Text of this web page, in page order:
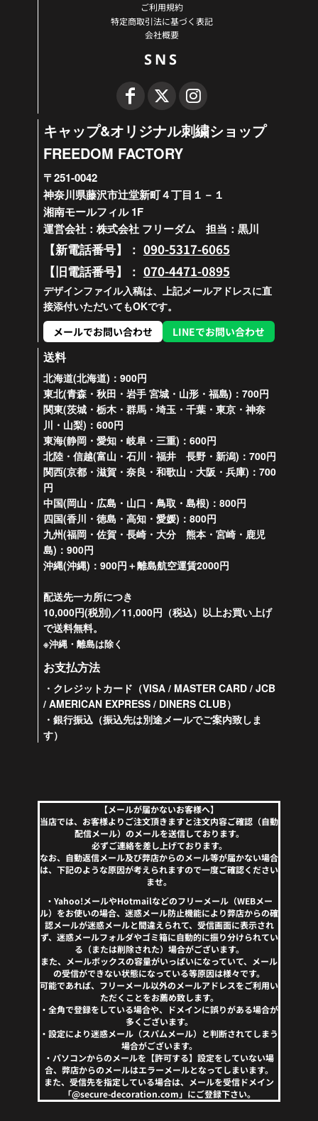
ご利用規約
特定商取引法に基づく表記
会社概要
SNS
キャップ&オリジナル刺繍ショップ
FREEDOM FACTORY
〒251-0042
神奈川県藤沢市辻堂新町４丁目１－１
湘南モールフィル 1F
運営会社：株式会社 フリーダム 担当：黒川
【新電話番号】： 090-5317-6065
【旧電話番号】： 070-4471-0895
デザインファイル入稿は、上記メールアドレスに直
接添付いただいてもOKです。
メールでお問い合わせ
LINEでお問い合わせ
送料
北海道(北海道)：900円
東北(青森・秋田・岩手 宮城・山形・福島)：700円
関東(茨城・栃木・群馬・埼玉・千葉・東京・神奈
川・山梨)：600円
東海(静岡・愛知・岐阜・三重)：600円
北陸・信越(富山・石川・福井 長野・新潟)：700円
関西(京都・滋賀・奈良・和歌山・大阪・兵庫)：700
円
中国(岡山・広島・山口・鳥取・島根)：800円
四国(香川・徳島・高知・愛媛)：800円
九州(福岡・佐賀・長崎・大分 熊本・宮崎・鹿児
島)：900円
沖縄(沖縄)：900円＋離島航空運賃2000円
配送先一カ所につき
10,000円(税別)／11,000円（税込）以上お買い上げ
で送料無料。
※沖縄・離島は除く
お支払方法
・クレジットカード（VISA / MASTER CARD / JCB
/ AMERICAN EXPRESS / DINERS CLUB）
・銀行振込（振込先は別途メールでご案内致しま
す）
【メールが届かないお客様へ】
当店では、お客様よりご注文頂きますと注文内容ご確認（自動
配信メール）のメールを送信しております。
必ずご連絡を差し上げております。
なお、自動返信メール及び弊店からのメール等が届かない場合
は、下記のような原因が考えられますので一度ご確認ください
ませ。
・Yahoo!メールやHotmailなどのフリーメール（WEBメー
ル）をお使いの場合、迷惑メール防止機能により弊店からの確
認メールが迷惑メールと間違えられて、受信画面に表示され
ず、迷惑メールフォルダやゴミ箱に自動的に振り分けられてい
る（または削除された）場合がございます。
また、メールボックスの容量がいっぱいになっていて、メール
の受信ができない状態になっている等原因は様々です。
可能であれば、フリーメール以外のメールアドレスをご利用い
ただくことをお薦め致します。
・全角で登録をしている場合や、ドメインに誤りがある場合が
多くございます。
・設定により迷惑メール（スパムメール）と判断されてしまう
場合がございます。
・パソコンからのメールを【許可する】設定をしていない場
合、弊店からのメールはエラーメールとなってしまいます。
また、受信先を指定している場合は、メールを受信ドメイン
「@secure-decoration.com」にご登録下さい。